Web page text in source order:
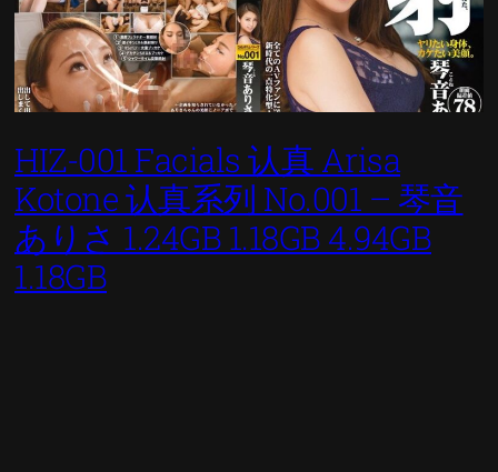
HIZ-001 Facials 认真 Arisa
Kotone 认真系列 No.001 – 琴音
ありさ 1.24GB 1.18GB 4.94GB
1.18GB